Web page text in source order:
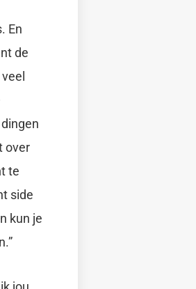
En
de
over
te
side
kun je